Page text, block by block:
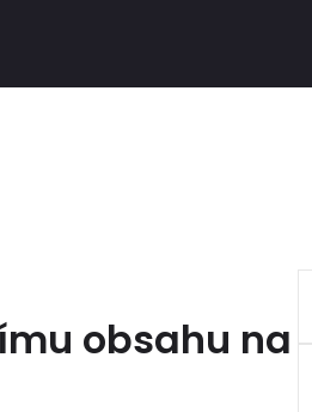
obsahu na